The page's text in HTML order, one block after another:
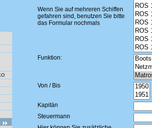
Wenn Sie auf mehreren Schiffen
gefahren sind, benutzen Sie bitte
das Formular nochmals
Funktion:
Von / Bis
Kapitän
Steuermann